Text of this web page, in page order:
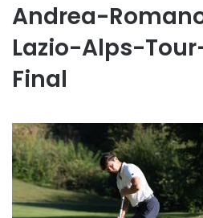
Andrea-
Lazio-Alps-
Final